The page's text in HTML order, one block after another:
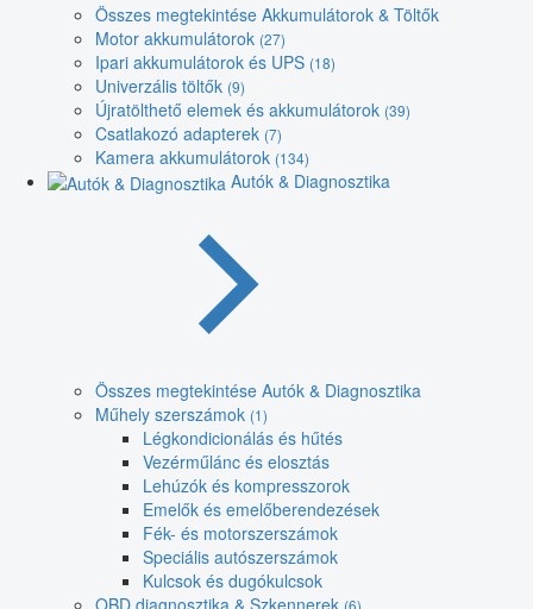
Összes megtekintése Akkumulátorok & Töltők
Motor akkumulátorok (27)
Ipari akkumulátorok és UPS (18)
Univerzális töltők (9)
Újratölthető elemek és akkumulátorok (39)
Csatlakozó adapterek (7)
Kamera akkumulátorok (134)
Autók & Diagnosztika
Összes megtekintése Autók & Diagnosztika
Műhely szerszámok (1)
Légkondicionálás és hűtés
Vezérműlánc és elosztás
Lehúzók és kompresszorok
Emelők és emelőberendezések
Fék- és motorszerszámok
Speciális autószerszámok
Kulcsok és dugókulcsok
OBD diagnosztika & Szkennerek (6)